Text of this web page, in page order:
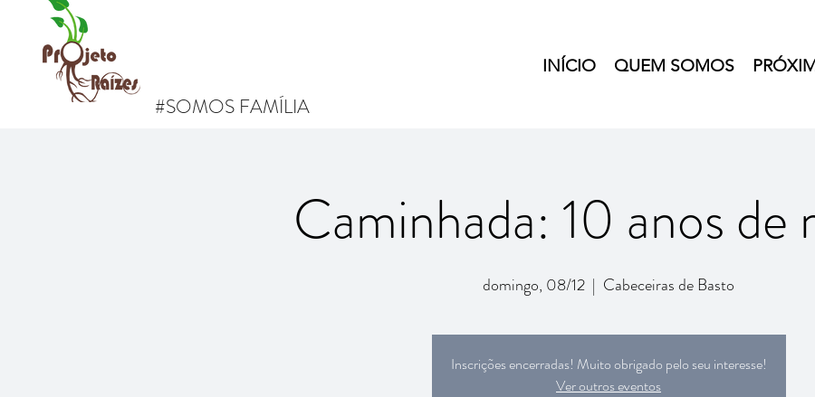
INÍCIO QUEM SOMOS
#SOMOS FAMÍLIA
Caminhada: 10 anos de
domingo, 08/12
  |
Cabeceiras de Basto
Inscrições encerradas! Muito obrigado pelo seu interesse!
Ver outros eventos